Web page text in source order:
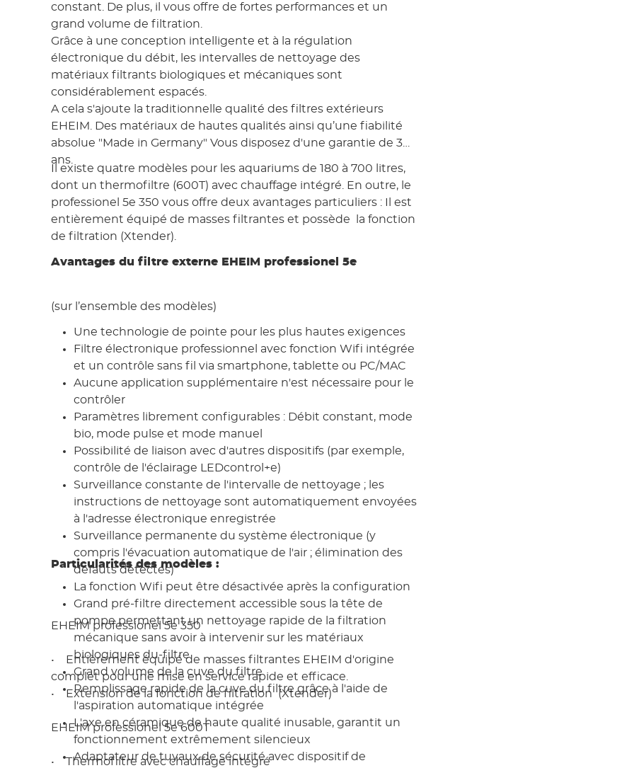
constant. De plus, il vous offre de fortes performances et un
grand volume de filtration.
Grâce à une conception intelligente et à la régulation
électronique du débit, les intervalles de nettoyage des
matériaux filtrants biologiques et mécaniques sont
considérablement espacés.
A cela s'ajoute la traditionnelle qualité des filtres extérieurs
EHEIM. Des matériaux de hautes qualités ainsi qu’une fiabilité
absolue "Made in Germany" Vous disposez d'une garantie de 3
ans.
Il existe quatre modèles pour les aquariums de 180 à 700 litres,
dont un thermofiltre (600T) avec chauffage intégré. En outre, le
professionel 5e 350 vous offre deux avantages particuliers : Il est
entièrement équipé de masses filtrantes et possède la fonction
de filtration (Xtender).
Avantages du filtre externe EHEIM professionel 5e
(sur l’ensemble des modèles)
Une technologie de pointe pour les plus hautes exigences
Filtre électronique professionnel avec fonction Wifi intégrée
et un contrôle sans fil via smartphone, tablette ou PC/MAC
Aucune application supplémentaire n'est nécessaire pour le
contrôler
Paramètres librement configurables : Débit constant, mode
bio, mode pulse et mode manuel
Possibilité de liaison avec d'autres dispositifs (par exemple,
contrôle de l'éclairage LEDcontrol+e)
Surveillance constante de l'intervalle de nettoyage ; les
instructions de nettoyage sont automatiquement envoyées
à l'adresse électronique enregistrée
Surveillance permanente du système électronique (y
compris l'évacuation automatique de l'air ; élimination des
défauts détectés)
La fonction Wifi peut être désactivée après la configuration
Grand pré-filtre directement accessible sous la tête de
pompe permettant un nettoyage rapide de la filtration
mécanique sans avoir à intervenir sur les matériaux
biologiques du-filtre
Grand volume de la cuve du filtre
Remplissage rapide de la cuve du filtre grâce à l'aide de
l'aspiration automatique intégrée
L'axe en céramique de haute qualité inusable, garantit un
fonctionnement extrêmement silencieux
Adaptateur de tuyaux de sécurité avec dispositif de
Particularités des modèles :
EHEIM professionel 5e 350
• Entièrement équipé de masses filtrantes EHEIM d'origine
complet pour une mise en service rapide et efficace.
• Extension de la fonction de filtration (Xtender)
EHEIM professionel 5e 600T
• Thermofiltre avec chauffage intégré